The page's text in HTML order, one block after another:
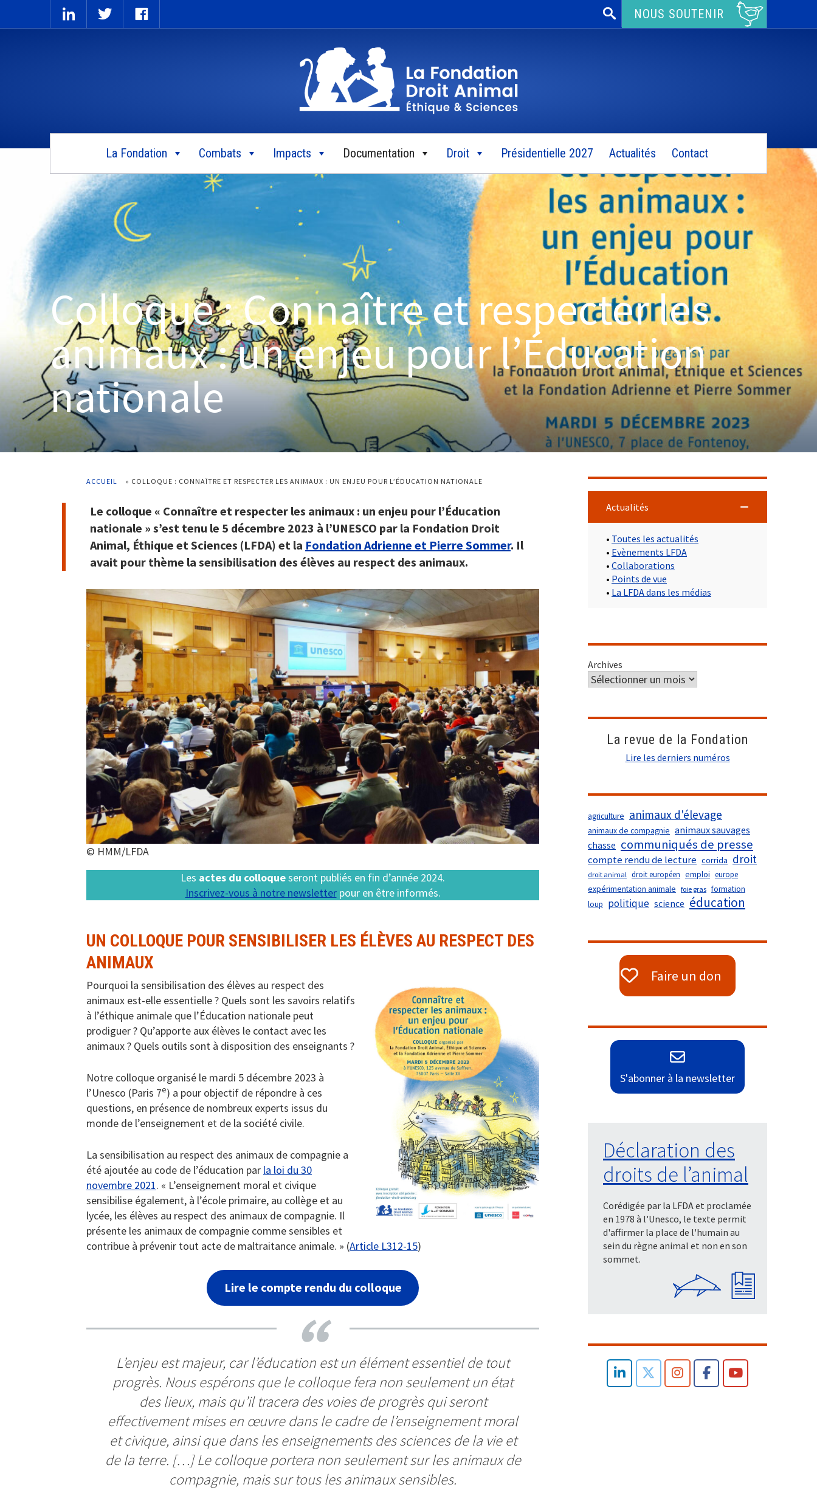
Rechercher :NOUS SOUTENIR
La Fondation Combats Impacts Documentation Droit Présidentielle 2027 Actualités Contact
Colloque : Connaître et respecter les
animaux : un enjeu pour l’Éducation
nationale
ACCUEIL » COLLOQUE : CONNAÎTRE ET RESPECTER LES ANIMAUX : UN ENJEU POUR L’ÉDUCATION NATIONALE
Le colloque « Connaître et respecter les animaux : un enjeu pour l’Éducation
nationale » s’est tenu le 5 décembre 2023 à l’UNESCO par la Fondation Droit
Animal, Éthique et Sciences (LFDA) et la Fondation Adrienne et Pierre Sommer. Il
avait pour thème la sensibilisation des élèves au respect des animaux.
© HMM/LFDA
Les actes du colloqueseront publiés en fin d’année 2024.
Inscrivez-vous à notre newsletterpour en être informés.
UN COLLOQUE POUR SENSIBILISER LES ÉLÈVES AU RESPECT DES
ANIMAUX
Pourquoi la sensibilisation des élèves au respect des
animaux est-elle essentielle ? Quels sont les savoirs relatifs
à l’éthique animale que l’Éducation nationale peut
prodiguer ? Qu’apporte aux élèves le contact avec les
animaux ? Quels outils sont à disposition des enseignants ?
Notre colloque organisé le mardi 5 décembre 2023 à
l’Unesco (Paris 7e) a pour objectif de répondre à ces
questions, en présence de nombreux experts issus du
monde de l’enseignement et de la société civile.
La sensibilisation au respect des animaux de compagnie a
été ajoutée au code de l’éducation par la loi du 30
novembre 2021. « L’enseignement moral et civique
sensibilise également, à l’école primaire, au collège et au
lycée, les élèves au respect des animaux de compagnie. Il
présente les animaux de compagnie comme sensibles et
contribue à prévenir tout acte de maltraitance animale. » (Article L312-15)
Lire le compte rendu du colloque
L’enjeu est majeur, car l’éducation est un élément essentiel de tout
progrès. Nous espérons que le colloque fera non seulement un état
des lieux, mais qu’il tracera des voies de progrès qui seront
effectivement mises en œuvre dans le cadre de l’enseignement moral
et civique, ainsi que dans les enseignements des sciences de la vie et
de la terre. […] Le colloque portera non seulement sur les animaux de
compagnie, mais sur tous les animaux sensibles.
Actualités
• Toutes les actualités
• Evènements LFDA
• Collaborations
• Points de vue
• La LFDA dans les médias
Archives
La revue de la Fondation
Lire les derniers numéros
agriculture animaux d'élevage
animaux de compagnie animaux sauvages
chasse communiqués de presse
compte rendu de lecture corrida droit
droit animal droit européen emploi europe
expérimentation animale foie gras formation
loup politique science éducation
Faire un don
S'abonner à la newsletter
Déclaration des
droits de l’animal
Corédigée par la LFDA et proclamée
en 1978 à l'Unesco, le texte permit
d'affirmer la place de l'humain au
sein du règne animal et non en son
sommet.